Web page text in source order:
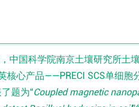
中国科学院南京土壤研究所土
核心产品——PRECI SCS单细胞
题为“Coupled magnetic